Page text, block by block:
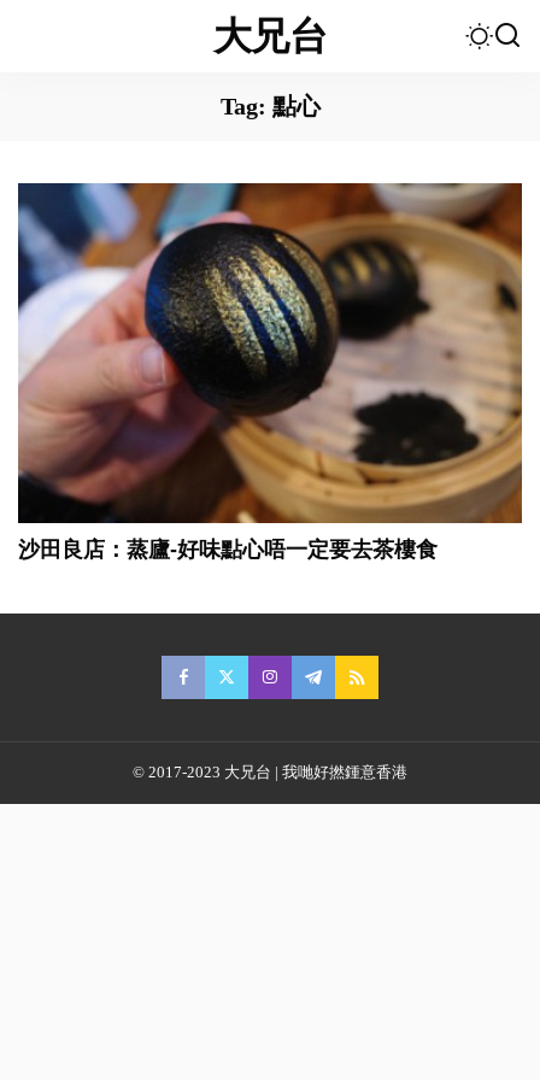
大兄台
Tag: 點心
沙田良店：蒸廬-好味點心唔一定要去茶樓食
© 2017-2023 大兄台 | 我哋好撚鍾意香港